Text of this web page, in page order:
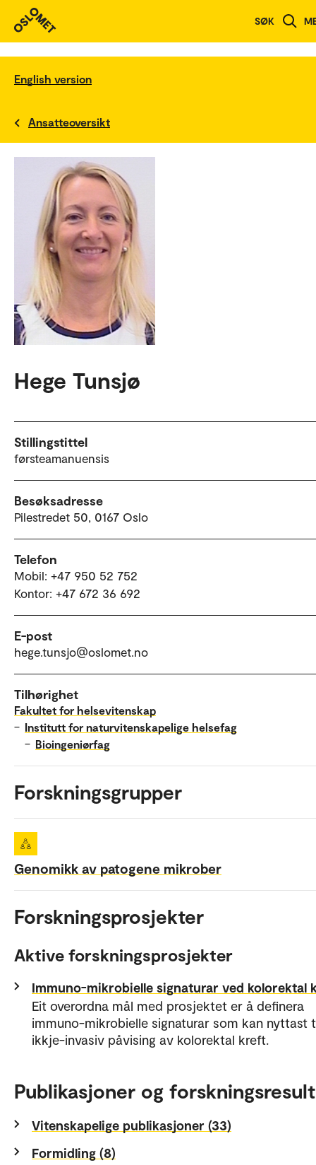
SØK
English version
Ansatteoversikt
Hege Tunsjø
Stillingstittel
førsteamanuensis
Besøksadresse
Pilestredet 50, 0167 Oslo
Telefon
Mobil: +47 950 52 752
Kontor: +47 672 36 692
E-post
hege.tunsjo@oslomet.no
Tilhørighet
Fakultet for helsevitenskap
– Institutt for naturvitenskapelige helsefag
– Bioingeniørfag
Forskningsgrupper
Genomikk av patogene mikrober
Forskningsprosjekter
Aktive forskningsprosjekter
Immuno-mikrobielle signaturar ved kolorektal
Eit overordna mål med prosjektet er å definera
immuno-mikrobielle signaturar som kan nyttast
ikkje-invasiv påvising av kolorektal kreft.
Publikasjoner og
Vitenskapelige publikasjoner (33)
Formidling (8)